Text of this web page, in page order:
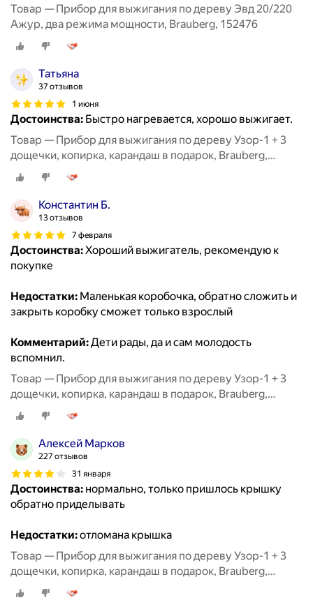
Товар — Прибор для выжигания по дереву Эвд 20/220
Ажур, два режима мощности, Brauberg, 152476
Татьяна
37 отзывов
1 июня
Достоинства: Быстро нагревается, хорошо выжигает.
Товар — Прибор для выжигания по дереву Узор-1 + 3
дощечки, копирка, карандаш в подарок, Brauberg,
881030
Константин Б.
13 отзывов
7 февраля
Достоинства:Хороший выжигатель, рекомендую к
покупке
Недостатки: Маленькая коробочка, обратно сложить и
закрыть коробку сможет только взрослый
Комментарий:Дети рады, да и сам молодость
вспомнил.
Товар — Прибор для выжигания по дереву Узор-1 + 3
дощечки, копирка, карандаш в подарок, Brauberg,
881030
Алексей Марков
227 отзывов
31 января
Достоинства: нормально, только пришлось крышку
обратно приделывать
Недостатки:отломана крышка
Товар — Прибор для выжигания по дереву Узор-1 + 3
дощечки, копирка, карандаш в подарок, Brauberg,
881030